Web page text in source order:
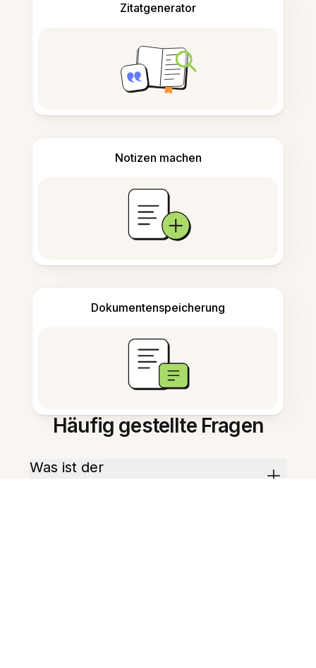
Zitatgenerator
Notizen machen
Dokumentenspeicherung
Häufig gestellte Fragen
Was ist der